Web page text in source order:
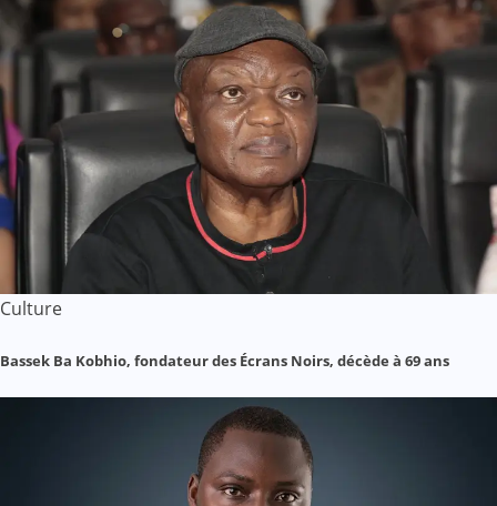
Culture
Bassek Ba Kobhio, fondateur des Écrans Noirs, décède à 69 ans